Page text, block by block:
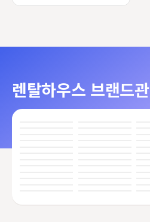
렌탈하우스 브랜드관